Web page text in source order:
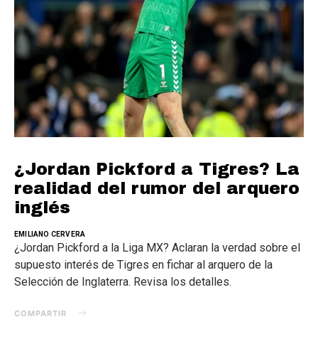
¿Jordan Pickford a Tigres? La
realidad del rumor del arquero
inglés
EMILIANO CERVERA
¿Jordan Pickford a la Liga MX? Aclaran la verdad sobre el
supuesto interés de Tigres en fichar al arquero de la
Selección de Inglaterra. Revisa los detalles.
COMPARTIR